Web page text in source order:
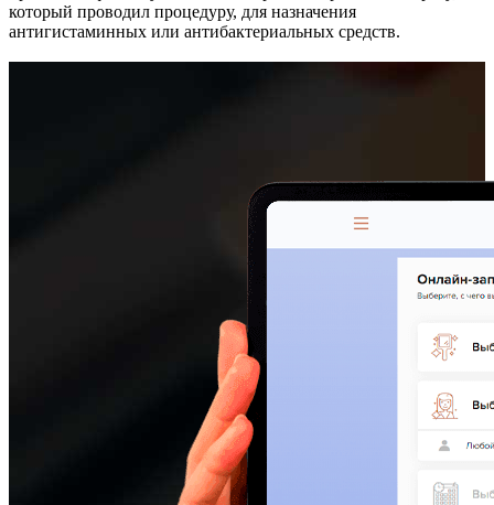
который проводил процедуру, для назначения
антигистаминных или антибактериальных средств.